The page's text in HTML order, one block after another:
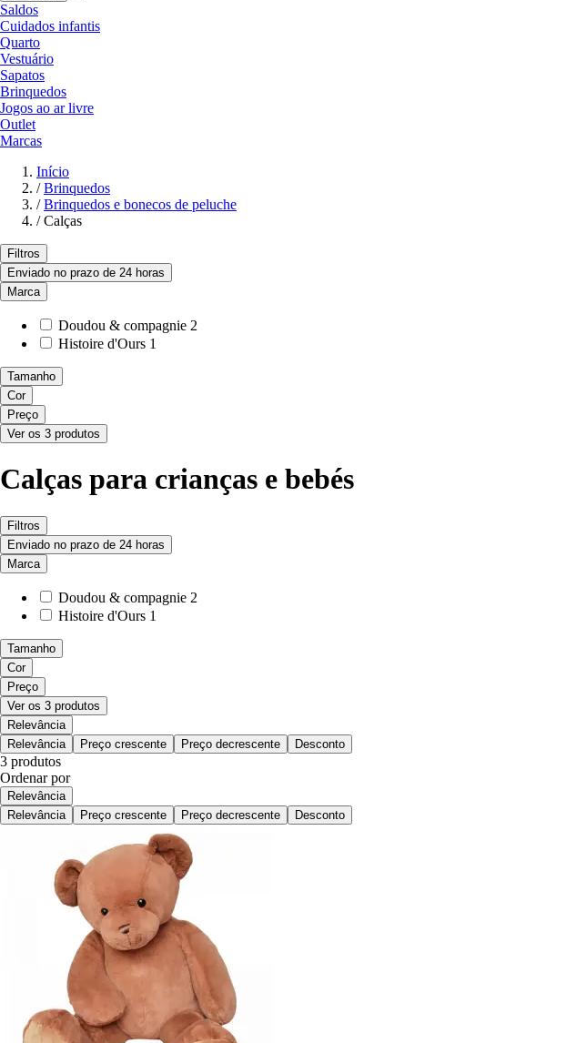
Saldos
Cuidados infantis
Quarto
Vestuário
Sapatos
Brinquedos
Jogos ao ar livre
Outlet
Marcas
Início
/ Brinquedos
/ Brinquedos e bonecos de peluche
/ Calças
Filtros
Enviado no prazo de 24 horas
Marca
Doudou & compagnie 2
Histoire d'Ours 1
Tamanho
Cor
Preço
Ver os 3 produtos
Calças para crianças e bebés
Filtros
Enviado no prazo de 24 horas
Marca
Doudou & compagnie 2
Histoire d'Ours 1
Tamanho
Cor
Preço
Ver os 3 produtos
Relevância
Relevância
Preço crescente Preço decrescente Desconto
3 produtos
Ordenar por
Relevância
Relevância
Preço crescente Preço decrescente Desconto